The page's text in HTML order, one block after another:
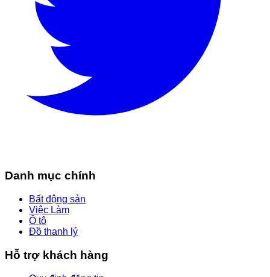
Danh mục chính
Bất động sản
Việc Làm
Ô tô
Đồ thanh lý
Hỗ trợ khách hàng